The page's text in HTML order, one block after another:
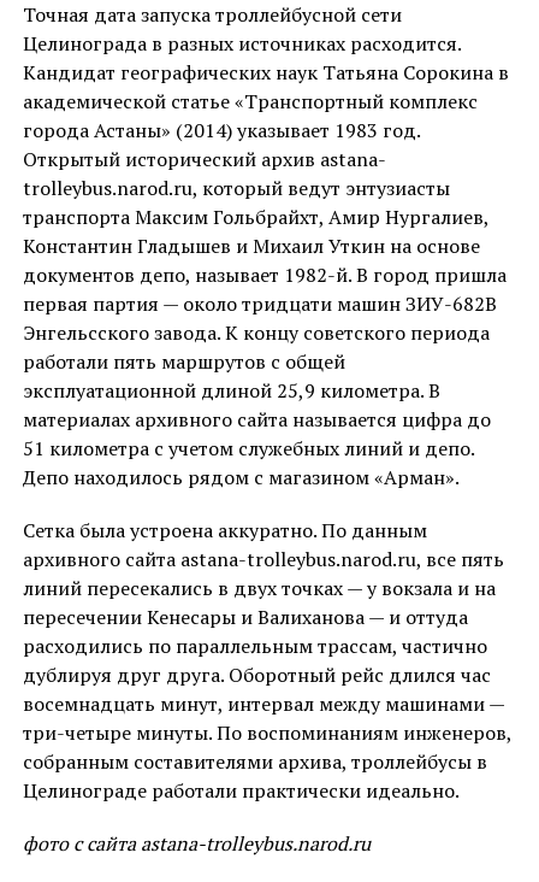
Точная дата запуска троллейбусной сети
Целинограда в разных источниках расходится.
Кандидат географических наук Татьяна Сорокина в
академической статье «Транспортный комплекс
города Астаны» (2014) указывает 1983 год.
Открытый исторический архив astana-
trolleybus.narod.ru, который ведут энтузиасты
транспорта Максим Гольбрайхт, Амир Нургалиев,
Константин Гладышев и Михаил Уткин на основе
документов депо, называет 1982-й. В город пришла
первая партия — около тридцати машин ЗИУ-682В
Энгельсского завода. К концу советского периода
работали пять маршрутов с общей
эксплуатационной длиной 25,9 километра. В
материалах архивного сайта называется цифра до
51 километра с учетом служебных линий и депо.
Депо находилось рядом с магазином «Арман».
Сетка была устроена аккуратно. По данным
архивного сайта astana-trolleybus.narod.ru, все пять
линий пересекались в двух точках — у вокзала и на
пересечении Кенесары и Валиханова — и оттуда
расходились по параллельным трассам, частично
дублируя друг друга. Оборотный рейс длился час
восемнадцать минут, интервал между машинами —
три-четыре минуты. По воспоминаниям инженеров,
собранным составителями архива, троллейбусы в
Целинограде работали практически идеально.
фото с сайта astana-trolleybus.narod.ru